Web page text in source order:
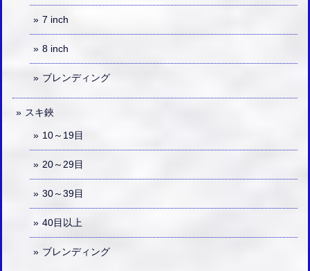
7 inch
8 inch
ブレンディング
スキ鋏
10～19目
20～29目
30～39目
40目以上
ブレンディング